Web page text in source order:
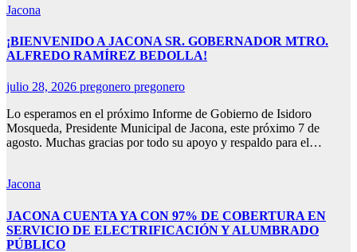
Jacona
¡BIENVENIDO A JACONA SR. GOBERNADOR MTRO.
ALFREDO RAMÍREZ BEDOLLA!
julio 28, 2026 pregonero pregonero
Lo esperamos en el próximo Informe de Gobierno de Isidoro
Mosqueda, Presidente Municipal de Jacona, este próximo 7 de
agosto. Muchas gracias por todo su apoyo y respaldo para el…
Jacona
JACONA CUENTA YA CON 97% DE COBERTURA EN
SERVICIO DE ELECTRIFICACIÓN Y ALUMBRADO
PÚBLICO